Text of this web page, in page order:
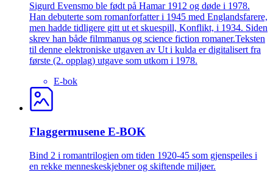
Sigurd Evensmo ble født på Hamar 1912 og døde i 1978.
Han debuterte som romanforfatter i 1945 med Englandsfarere,
men hadde tidligere gitt ut et skuespill, Konflikt, i 1934. Siden
skrev han både filmmanus og science fiction romaner.Teksten
til denne elektroniske utgaven av Ut i kulda er digitalisert fra
første (2. opplag) utgave som utkom i 1978.
E-bok
Flaggermusene E-BOK
Bind 2 i romantrilogien om tiden 1920-45 som gjenspeiles i
en rekke menneskeskjebner og skiftende miljøer.